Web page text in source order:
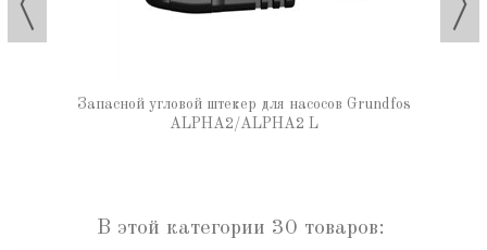
Запасной угловой штекер для насосов Grundfos
ALPHA2/ALPHA2 L
В этой категории 30 товаров: